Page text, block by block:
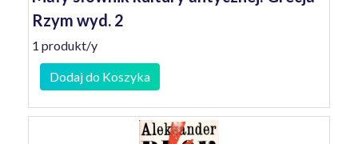
Rzym wyd. 2
1 produkt/y
Dodaj do Koszyka